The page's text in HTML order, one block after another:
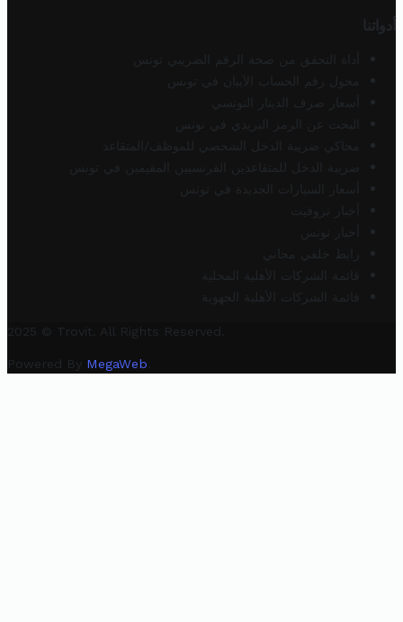
أدواتنا
أداة التحقق من صحة الرقم الضريبي تونس
محول رقم الحساب الآيبان في تونس
أسعار صرف الدينار التونسي
البحث عن الرمز البريدي في تونس
محاكي ضريبة الدخل الشخصي للموظف/المتقاعد
ضريبة الدخل للمتقاعدين الفرنسيين المقيمين في تونس
أسعار السيارات الجديدة في تونس
أخبار تروفيت
أخبار تونس
رابط خلفي مجاني
قائمة الشركات الأهلية المحلية
قائمة الشركات الأهلية الجهوية
2025 © Trovit. All Rights Reserved.
Powered By MegaWeb